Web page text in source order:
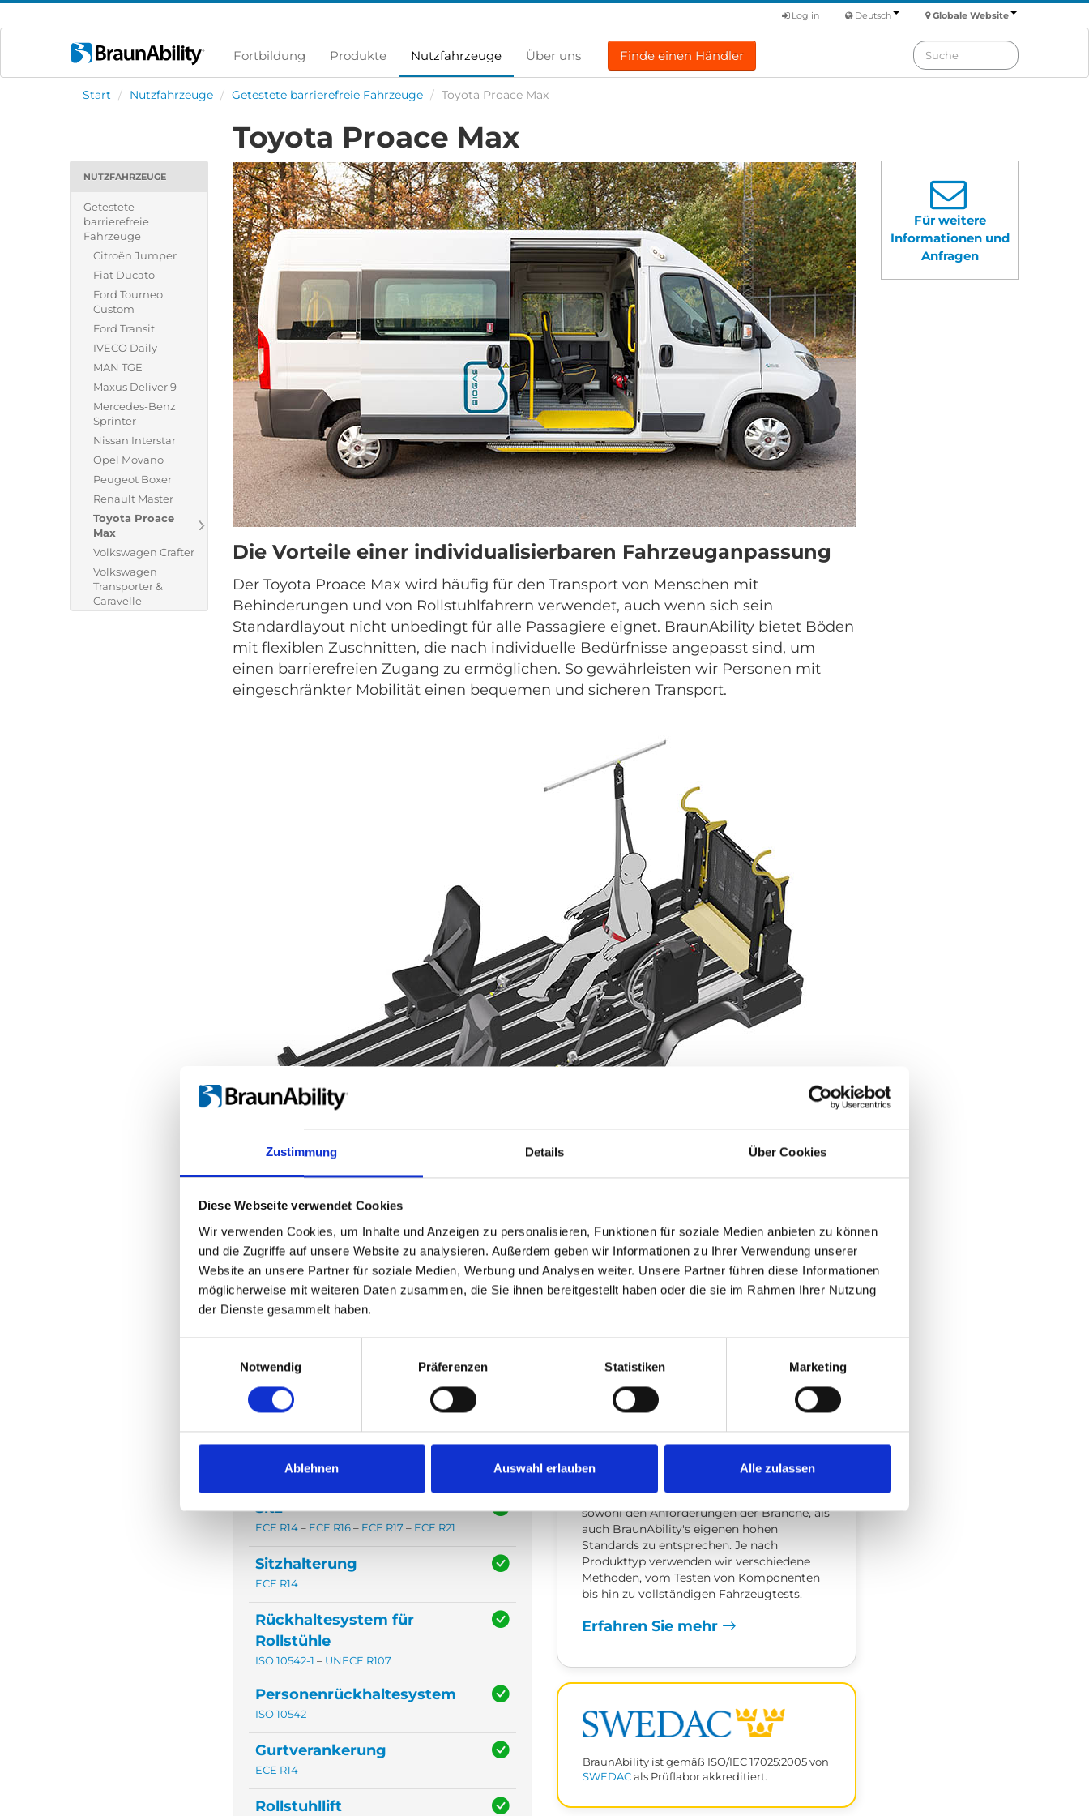
Zustimmung Details Über Cookies
Diese Webseite verwendet Cookies
Wir verwenden Cookies, um Inhalte und Anzeigen zu personalisieren, Funktionen für soziale Medien anbieten zu können
und die Zugriffe auf unsere Website zu analysieren. Außerdem geben wir Informationen zu Ihrer Verwendung unserer
Website an unsere Partner für soziale Medien, Werbung und Analysen weiter. Unsere Partner führen diese Informationen
möglicherweise mit weiteren Daten zusammen, die Sie ihnen bereitgestellt haben oder die sie im Rahmen Ihrer Nutzung
der Dienste gesammelt haben.
Notwendig
Präferenzen Statistiken Marketing
Ablehnen Auswahl erlauben Alle zulassen
Globale Website
Deutsch
Log in
Fortbildung Produkte Nutzfahrzeuge Über uns Finde einen Händler
Start / Nutzfahrzeuge / Getestete barrierefreie Fahrzeuge / Toyota Proace Max
NUTZFAHRZEUGE
Getestete
barrierefreie
Fahrzeuge
Citroën Jumper
Fiat Ducato
Ford Tourneo
Custom
Ford Transit
IVECO Daily
MAN TGE
Maxus Deliver 9
Mercedes-Benz
Sprinter
Nissan Interstar
Opel Movano
Peugeot Boxer
Renault Master
Toyota Proace
Max
Volkswagen Crafter
Volkswagen
Transporter &
Caravelle
Toyota Proace Max
Die Vorteile einer individualisierbaren Fahrzeuganpassung
Der Toyota Proace Max wird häufig für den Transport von Menschen mit
Behinderungen und von Rollstuhlfahrern verwendet, auch wenn sich sein
Standardlayout nicht unbedingt für alle Passagiere eignet. BraunAbility bietet Böden
mit flexiblen Zuschnitten, die nach individuelle Bedürfnisse angepasst sind, um
einen barrierefreien Zugang zu ermöglichen. So gewährleisten wir Personen mit
eingeschränkter Mobilität einen bequemen und sicheren Transport.
Auf Qualität getestet
Der TÜV begleitet unsere Fahrzeugtests mit
vielfältigen Kombinationen aus Sitzen,
Rollstühlen und Rollstuhlliften erlauben.
Folgende Prüfberichte liegen vor:
ECE R14
Sitz
ECE R14 – ECE R16 – ECE R17 – ECE R21
Sitzhalterung
ECE R14
Rückhaltesystem für
Rollstühle
ISO 10542-1 – UNECE R107
Personenrückhaltesystem
ISO 10542
Gurtverankerung
ECE R14
Rollstuhllift
So testen wir
Alle unsere Produkte werden getestet, um
sowohl den Anforderungen der Branche, als
auch BraunAbility's eigenen hohen
Standards zu entsprechen. Je nach
Produkttyp verwenden wir verschiedene
Methoden, vom Testen von Komponenten
bis hin zu vollständigen Fahrzeugtests.
Erfahren Sie mehr
BraunAbility ist gemäß ISO/IEC 17025:2005 von
SWEDAC als Prüflabor akkreditiert.
Für weitere
Informationen und
Anfragen